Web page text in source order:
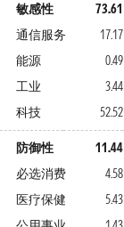
敏感性 73.61
通信服务
17.17
能源
0.49
工业
3.44
科技
52.52
防御性 11.44
必选消费
4.58
医疗保健
5.43